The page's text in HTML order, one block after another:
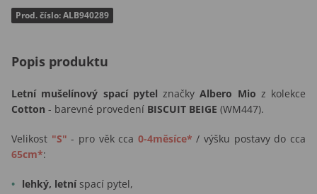
Prod. číslo: ALB940289
Popis produktu
Letní mušelínový spací pytel značkyAlbero Mio z kolekce
Cotton - barevné provedení BISCUIT BEIGE (WM447).
Velikost "S" - pro věk cca 0-4měsíce* / výšku postavy do cca
65cm*:
lehký, letníspací pytel,